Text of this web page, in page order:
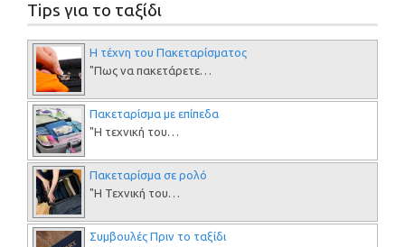
Tips για το ταξίδι
Η τέχνη του Πακεταρίσματος
"Πως να πακετάρετε…
Πακεταρίσμα με επίπεδα
"Η τεχνική του…
Πακεταρίσμα σε ρολό
"Η Τεχνική του…
Συμβουλές Πριν το ταξίδι